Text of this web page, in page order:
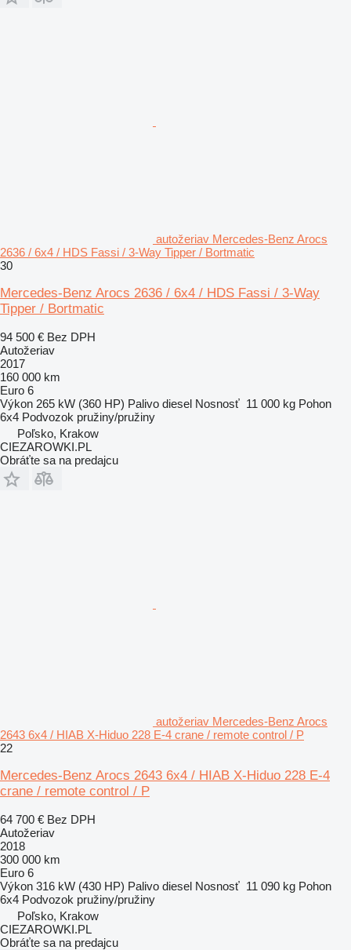
autožeriav Mercedes-Benz Arocs
2636 / 6x4 / HDS Fassi / 3-Way Tipper / Bortmatic
30
Mercedes-Benz Arocs 2636 / 6x4 / HDS Fassi / 3-Way
Tipper / Bortmatic
94 500 € Bez DPH
Autožeriav
2017
160 000 km
Euro 6
Výkon 265 kW (360 HP) Palivo diesel Nosnosť 11 000 kg Pohon
6x4 Podvozok pružiny/pružiny
Poľsko, Krakow
CIEZAROWKI.PL
Obráťte sa na predajcu
autožeriav Mercedes-Benz Arocs
2643 6x4 / HIAB X-Hiduo 228 E-4 crane / remote control / P
22
Mercedes-Benz Arocs 2643 6x4 / HIAB X-Hiduo 228 E-4
crane / remote control / P
64 700 € Bez DPH
Autožeriav
2018
300 000 km
Euro 6
Výkon 316 kW (430 HP) Palivo diesel Nosnosť 11 090 kg Pohon
6x4 Podvozok pružiny/pružiny
Poľsko, Krakow
CIEZAROWKI.PL
Obráťte sa na predajcu